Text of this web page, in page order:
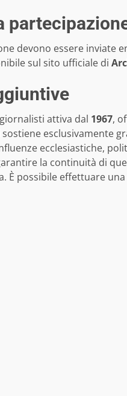
devono essere inviate
sul sito ufficiale di
attiva dal 1967,
sostiene esclusivamente
ecclesiastiche,
la continuità di
È possibile effettuare